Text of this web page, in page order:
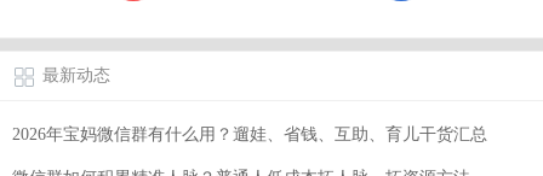
最新动态
2026年宝妈微信群有什么用？遛娃、省钱、互助、育儿干货汇总